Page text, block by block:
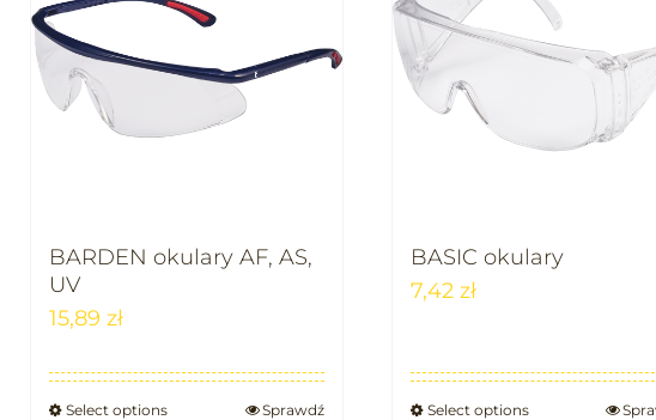
BARDEN okulary AF, AS,
UV
15,89zł
Select options Sprawdź
BASIC okulary
7,42 zł
Select options